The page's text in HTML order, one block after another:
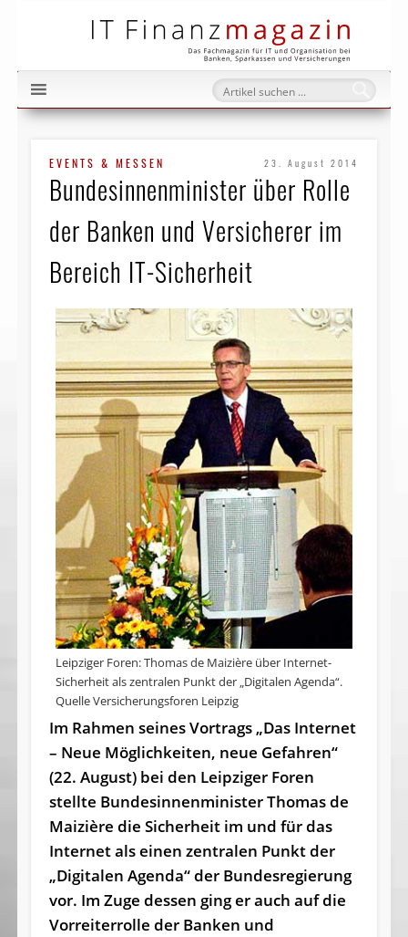
EVENTS & MESSEN 23. August 2014
Bundesinnenminister über Rolle
der Banken und Versicherer im
Bereich IT-Sicherheit
Leipziger Foren: Thomas de Maizière über Internet-
Sicherheit als zentralen Punkt der „Digitalen Agenda“.
Quelle Versicherungsforen Leipzig
Im Rahmen seines Vortrags „Das Internet
– Neue Möglichkeiten, neue Gefahren“
(22. August) bei den Leipziger Foren
stellte Bundesinnenminister Thomas de
Maizière die Sicherheit im und für das
Internet als einen zentralen Punkt der
„Digitalen Agenda“ der Bundesregierung
vor. Im Zuge dessen ging er auch auf die
Vorreiterrolle der Banken und